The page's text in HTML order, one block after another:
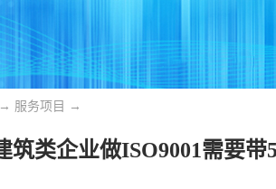
→ 服务项目 →
筑类企业做ISO9001需要带